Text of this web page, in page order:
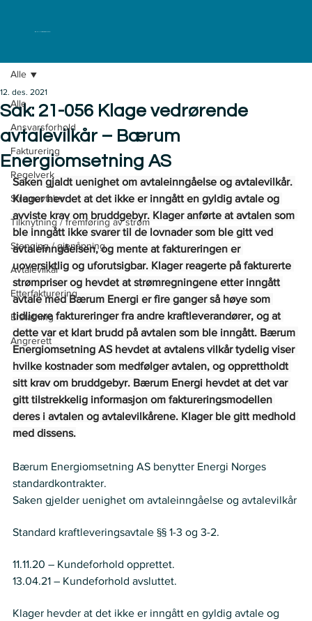
ELKLAGENEMNDA
Alle
Ansvarsforhold
Fakturering
Regelverk
Strømavtaler
Tilknytning / fremføring av strøm
Stenging / gjenåpning
Avtalevilkår
Etterfakturering
Erstatning
Angrerett
Alle
Sak: 21-056 Klage vedrørende
avtalevilkår – Bærum
Energiomsetning AS
12. des. 2021
Saken gjaldt uenighet om avtaleinngåelse og avtalevilkår.
Klager hevdet at det ikke er inngått en gyldig avtale og
avviste krav om bruddgebyr. Klager anførte at avtalen som
ble inngått ikke svarer til de lovnader som ble gitt ved
avtaleinngåelsen, og mente at faktureringen er
uoversiktlig og uforutsigbar. Klager reagerte på fakturerte
strømpriser og hevdet at strømregningene etter inngått
avtale med Bærum Energi er fire ganger så høye som
tidligere faktureringer fra andre kraftleverandører, og at
dette var et klart brudd på avtalen som ble inngått. Bærum
Energiomsetning AS hevdet at avtalens vilkår tydelig viser
hvilke kostnader som medfølger avtalen, og opprettholdt
sitt krav om bruddgebyr. Bærum Energi hevdet at det var
gitt tilstrekkelig informasjon om faktureringsmodellen
deres i avtalen og avtalevilkårene. Klager ble gitt medhold
med dissens.
Bærum Energiomsetning AS benytter Energi Norges
standardkontrakter.
Saken gjelder uenighet om avtaleinngåelse og avtalevilkår
Standard kraftleveringsavtale §§ 1-3 og 3-2.
11.11.20 – Kundeforhold opprettet.
13.04.21 – Kundeforhold avsluttet.
Klager hevder at det ikke er inngått en gyldig avtale og